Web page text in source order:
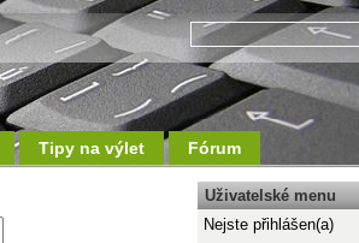
Tipy na výlet Fórum
Uživatelské menu
Nejste přihlášen(a)